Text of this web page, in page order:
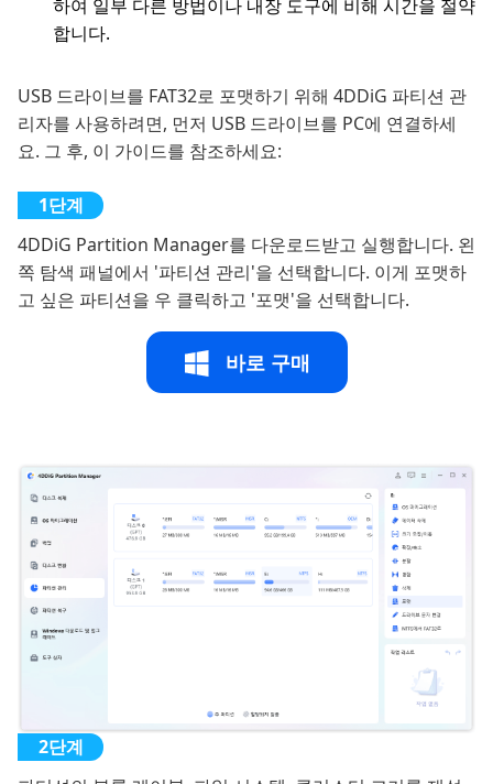
하여 일부 다른 방법이나 내장 도구에 비해 시간을 절약
합니다.
USB 드라이브를 FAT32로 포맷하기 위해 4DDiG 파티션 관
리자를 사용하려면, 먼저 USB 드라이브를 PC에 연결하세
요. 그 후, 이 가이드를 참조하세요:
4DDiG Partition Manager를 다운로드받고 실행합니다. 왼
쪽 탐색 패널에서 '파티션 관리'을 선택합니다. 이게 포맷하
고 싶은 파티션을 우 클릭하고 '포맷'을 선택합니다.
바로 구매